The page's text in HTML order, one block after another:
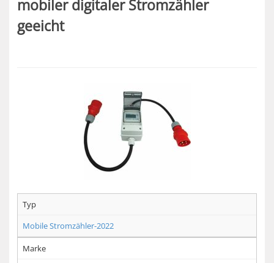
mobiler digitaler Stromzähler
geeicht
Typ
Mobile Stromzähler-2022
Marke